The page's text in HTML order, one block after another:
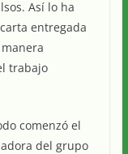
Así lo ha
entregada
trabajo
comenzó el
del grupo